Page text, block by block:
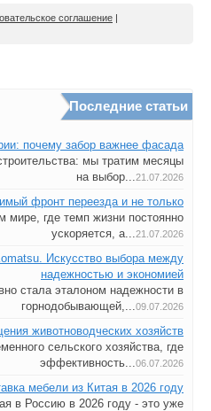
соглашение |
Последние статьи
почему забор важнее фасада
мы тратим месяцы
на выбор...21.07.2026
фронт переезда и не только
мире, где темп жизни постоянно
ускоряется, а...21.07.2026
Искусство выбора между
надежностью и экономией
стала эталоном надежности в
горнодобывающей,...09.07.2026
животноводческих хозяйств
сельского хозяйства, где
эффективность...06.07.2026
мебели из Китая в 2026 году
в Россию в 2026 году - это уже